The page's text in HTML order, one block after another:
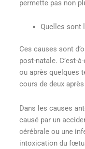
permette pas non
Quelles sont
Ces causes sont
post-natale. C’est-
ou après quelques
cours de deux
Dans les causes
causé par un
cérébrale ou une
intoxication du